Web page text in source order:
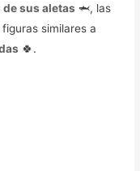
de sus aletas 🦈, las
similares a
🍀.